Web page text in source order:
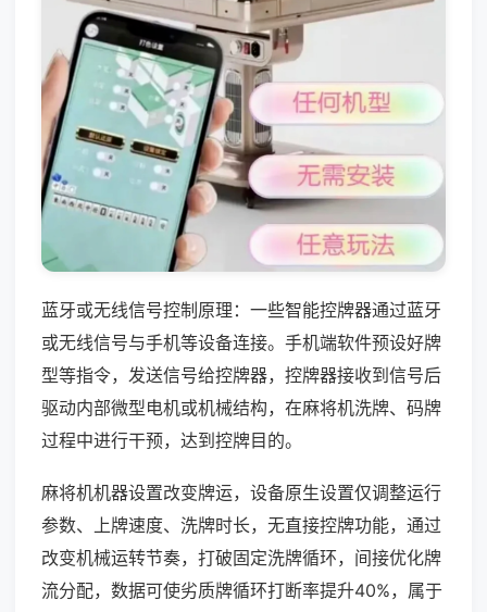
蓝牙或无线信号控制原理：一些智能控牌器通过蓝牙
或无线信号与手机等设备连接。手机端软件预设好牌
型等指令，发送信号给控牌器，控牌器接收到信号后
驱动内部微型电机或机械结构，在麻将机洗牌、码牌
过程中进行干预，达到控牌目的。
麻将机机器设置改变牌运，设备原生设置仅调整运行
参数、上牌速度、洗牌时长，无直接控牌功能，通过
改变机械运转节奏，打破固定洗牌循环，间接优化牌
流分配，数据可使劣质牌循环打断率提升40%，属于